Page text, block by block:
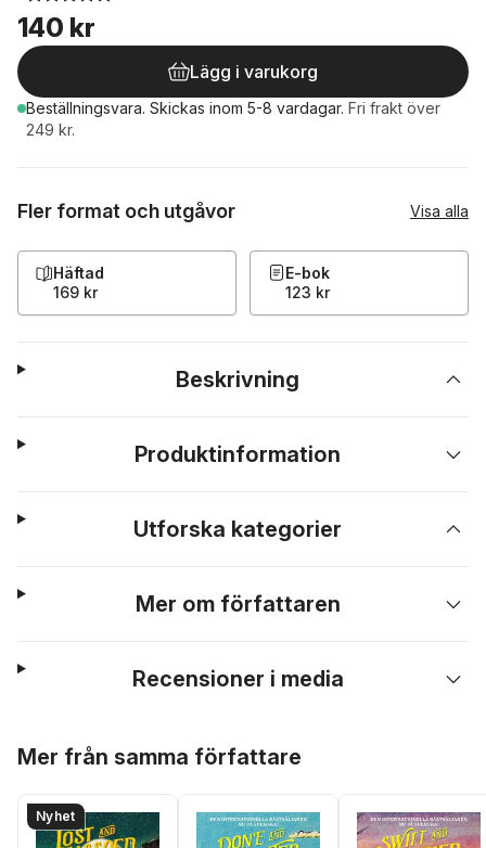
140 kr
Lägg i varukorg
Beställningsvara. Skickas inom 5-8 vardagar. Fri frakt över
249 kr.
Fler format och utgåvor Visa alla
Häftad
169 kr
E-bok
123 kr
Beskrivning
Produktinformation
Utforska kategorier
Mer om författaren
Recensioner i media
Mer från samma författare
Nyhet